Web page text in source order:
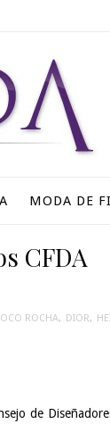
MODA DE
CFDA
ROCHA, DIOR,
de